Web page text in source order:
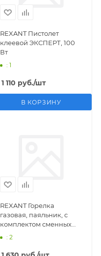
REXANT Пистолет
клеевой ЭКСПЕРТ, 100
Вт
: 1
1 110 руб./шт
В КОРЗИНУ
REXANT Горелка
газовая, паяльник, с
комплектом сменных
насадок, 3 предмета
: 2